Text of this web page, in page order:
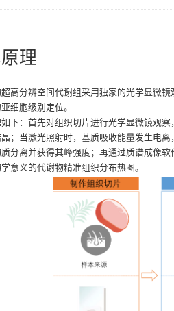
理
高分辨空间代谢组采用独家的光学显微
细胞级别定位。
下：首先对组织切片进行光学显微镜观
；当激光照射时，基质吸收能量发生电
分离并获得其峰强度；再通过质谱成像
意义的代谢物精准组织分布热图。